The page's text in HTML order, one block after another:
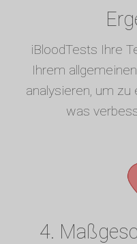
iBloodTests Ihre
Ihrem
analysieren, um zu
was
4.